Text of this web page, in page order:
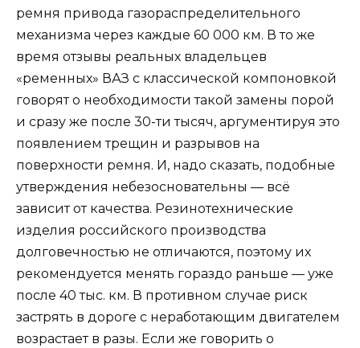
ремня привода газораспределительного
механизма через каждые 60 000 км. В то же
время отзывы реальных владельцев
«ременных» ВАЗ с классической компоновкой
говорят о необходимости такой замены порой
и сразу же после 30-ти тысяч, аргументируя это
появлением трещин и разрывов на
поверхности ремня. И, надо сказать, подобные
утверждения небезосновательны — всё
зависит от качества. Резинотехнические
изделия российского производства
долговечностью не отличаются, поэтому их
рекомендуется менять гораздо раньше — уже
после 40 тыс. км. В противном случае риск
застрять в дороге с неработающим двигателем
возрастает в разы. Если же говорить о